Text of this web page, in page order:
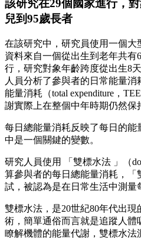
該研究在29個國家進行，
兒到95歲長者
在該研究中，研究員使用一個
資料來自一個從出生到老年共有
行，研究對象年齡跨度從出生8
人員分析了參與者的日常能量
能量消耗（total expenditure，
謝實際上在整個中年時期仍然保
每日總能量消耗反映了每日的
中是一個關鍵的變數。
研究人員使用 「雙標水法 」（
算參與者的每日總能量消耗，「
試，被認為是在日常生活中測量
雙標水法，是20世紀80年代出
術，簡單通俗而言就是追蹤人體
瞭解機體的能量代謝，雙標水法